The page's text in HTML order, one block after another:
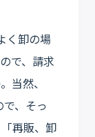
く卸の場
で、請求
当然、
、そっ
再販、卸